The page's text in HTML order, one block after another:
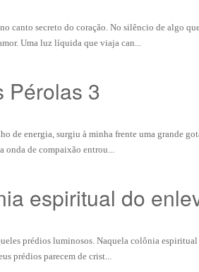
canto secreto do coração. No silêncio de algo
Uma luz líquida que viaja can...
Pérolas 3
de energia, surgiu à minha frente uma grande
onda de compaixão entrou...
espiritual do
prédios luminosos. Naquela colônia
prédios parecem de crist...